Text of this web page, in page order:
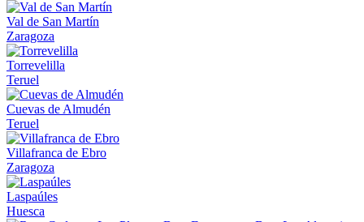
Val de San Martín
Zaragoza
Torrevelilla
Teruel
Cuevas de Almudén
Teruel
Villafranca de Ebro
Zaragoza
Laspaúles
Huesca